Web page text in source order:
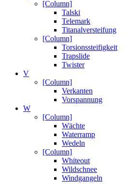
[Column]
Talski
Telemark
Titanalversteifung
[Column]
Torsionssteifigkeit
Trapslide
Twister
V
[Column]
Verkanten
Vorspannung
W
[Column]
Wächte
Waterramp
Wedeln
[Column]
Whiteout
Wildschnee
Windgangeln